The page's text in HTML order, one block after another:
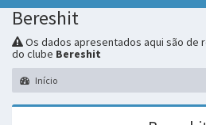
Bereshit
Os dados apresentados aqui são de
do clube Bereshit
Início